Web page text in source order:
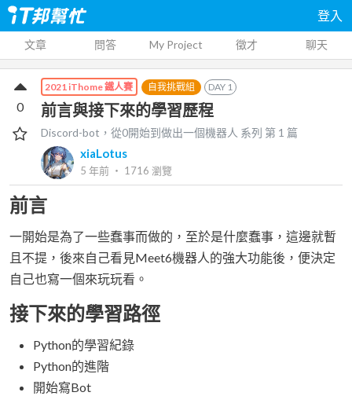
登入
文章 問答 My Project 徵才 聊天
2021 iThome 鐵人賽 自我挑戰組 DAY 1
前言與接下來的學習歷程
Discord-bot，從0開始到做出一個機器人 系列 第 1 篇
xiaLotus
5 年前 ‧ 1716 瀏覽
0
前言
一開始是為了一些蠢事而做的，至於是什麼蠢事，這邊就暫
且不提，後來自己看見Meet6機器人的強大功能後，便決定
自己也寫一個來玩玩看。
接下來的學習路徑
Python的學習紀錄
Python的進階
開始寫Bot